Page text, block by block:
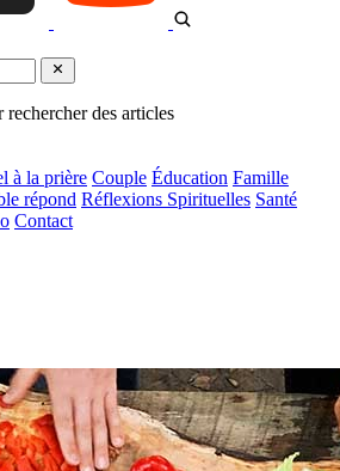
des articles
à la prière Couple Éducation Famille
répond Réflexions Spirituelles Santé
Contact